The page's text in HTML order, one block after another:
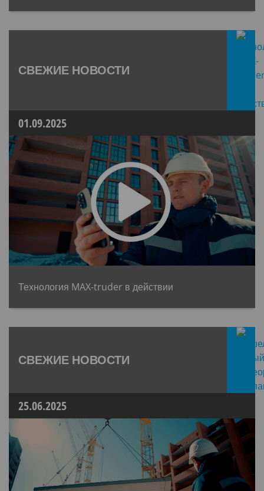
СВЕЖИЕ НОВОСТИ
01.09.2025
Технология MAX-truder в действии
СВЕЖИЕ НОВОСТИ
25.06.2025